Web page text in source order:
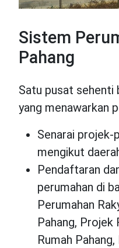
Sistem
Pahang
Satu pusat sehenti
yang menawarkan
Senarai projek-
mengikut
Pendaftaran
perumahan di
Perumahan
Pahang, Projek
Rumah